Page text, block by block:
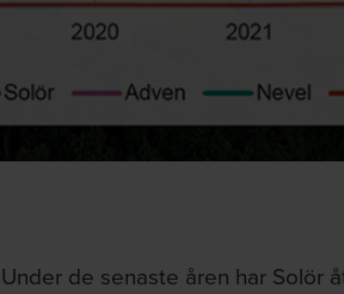
Under de senaste åren har Solör